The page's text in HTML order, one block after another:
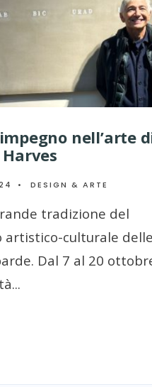
nell’arte
• DESIGN & ARTE
tradizione del
artistico-culturale delle
Dal 7 al 20
...